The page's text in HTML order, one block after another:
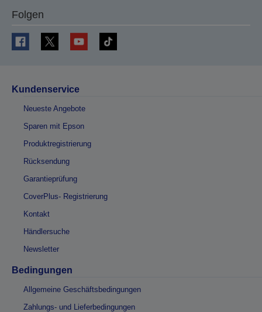
Folgen
Kundenservice
Neueste Angebote
Sparen mit Epson
Produktregistrierung
Rücksendung
Garantieprüfung
CoverPlus- Registrierung
Kontakt
Händlersuche
Newsletter
Bedingungen
Allgemeine Geschäftsbedingungen
Zahlungs- und Lieferbedingungen